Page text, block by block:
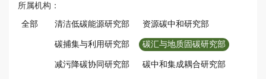
所属机构：
全部 清洁低碳能源研究部 资源碳中和研究部
碳捕集与利用研究部 碳汇与地质固碳研究部
减污降碳协同研究部 碳中和集成耦合研究部